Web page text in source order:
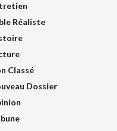
Réaliste
Classé
Dossier